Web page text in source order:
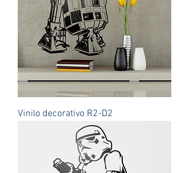
Vinilo decorativo R2-D2